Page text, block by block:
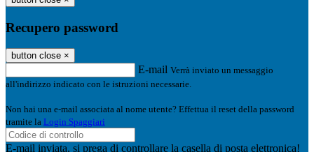
Recupero password
button close ×
E-mail Verrà inviato un messaggio
all'indirizzo indicato con le istruzioni necessarie.
Non hai una e-mail associata al nome utente? Effettua il reset della password
tramite la Login Spaggiari
E-mail inviata, si prega di controllare la casella di posta elettronica!